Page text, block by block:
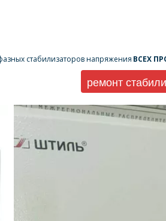
стабилизаторов напряжения ВСЕХ
ремонт